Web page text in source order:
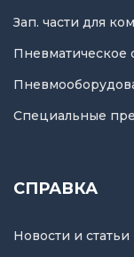
Зап. части для
Пневматическое
Специальные
СПРАВКА
Новости и статьи